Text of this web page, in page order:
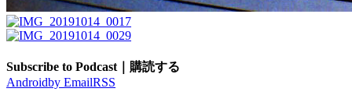
Subscribe to Podcast｜購読する
Androidby EmailRSS